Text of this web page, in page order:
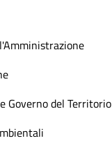
Governo del Territorio